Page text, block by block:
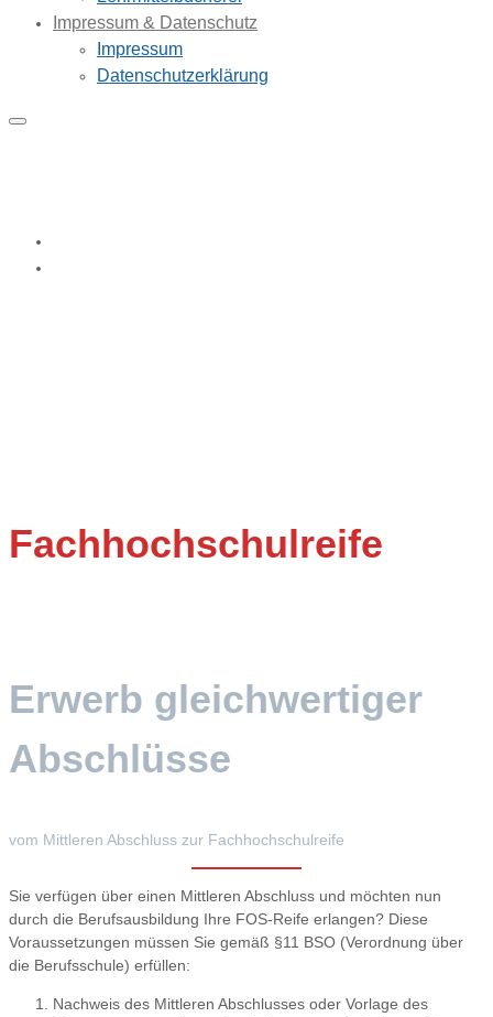
Impressum & Datenschutz
Impressum
Datenschutzerklärung
Fachhochschulreife
Erwerb gleichwertiger
Abschlüsse
vom Mittleren Abschluss zur Fachhochschulreife
Sie verfügen über einen Mittleren Abschluss und möchten nun
durch die Berufsausbildung Ihre FOS-Reife erlangen? Diese
Voraussetzungen müssen Sie gemäß §11 BSO (Verordnung über
die Berufs­schule) erfüllen:
Nachweis des Mittleren Abschlusses oder Vorlage des